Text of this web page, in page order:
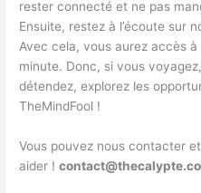
rester connecté et ne pas
Ensuite, restez à l’écoute sur
Avec cela, vous aurez accès
minute. Donc, si vous
détendez, explorez les
TheMindFool !
Vous pouvez nous contacter
aider !